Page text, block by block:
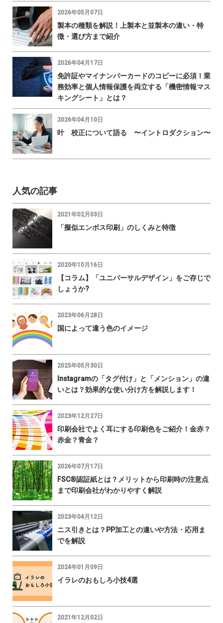
2026年05月07日
製本の種類を解説！上製本と並製本の違い・特
徴・選び方まで紹介
2026年04月17日
免許証やマイナンバーカードのコピーに必須！業
務効率と個人情報保護を両立する「機密情報マス
キングシート」とは？
2026年04月10日
叶 校正について語る 〜イントロダクション〜
人気の記事
2021年02月03日
「擬似エンボス印刷」のしくみと特徴
2020年10月16日
【コラム】「ユニバーサルデザイン」をご存じで
しょうか?
2023年06月28日
国によって違う色のイメージ
2025年05月30日
Instagramの「タグ付け」と「メンション」の違
いとは？効果的な使い分け方を解説します！
2023年12月27日
印刷会社でよく耳にする印刷色をご紹介！金赤？
赤金？青金？
2026年07月17日
FSC®認証紙とは？メリットから印刷時の注意点
まで印刷会社がわかりやすく解説
2023年04月12日
ニス引きとは？PP加工との違いや方法・応用ま
でを解説
2024年01月09日
イラレのおもしろ小技4選
2021年12月02日